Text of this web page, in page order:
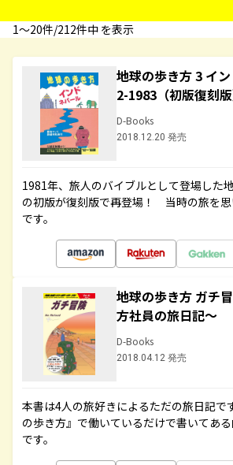
1〜20件/212件中 を表示
地球の歩き方 3 イ
2-1983（初版復刻版
D-Books
2018.12.20 発売
1981年、旅人のバイブルとして登場した
の初版が復刻版で再登場！ 当時の旅を
です。
地球の歩き方 ガチ
方社員の旅日記～
D-Books
2018.04.12 発売
本書は4人の旅好きによるただの旅日記で
の歩き方』で働いているだけで書いてあ
です。